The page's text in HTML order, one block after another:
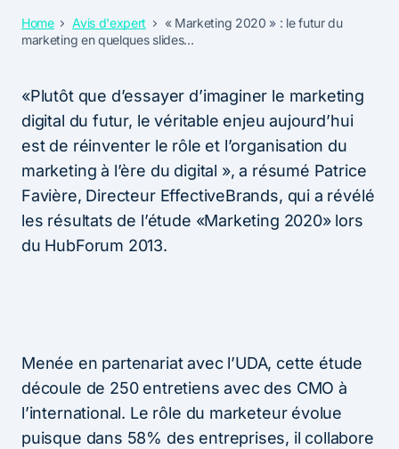
Home Avis d'expert
« Marketing 2020 » : le futur du
marketing en quelques slides…
«Plutôt que d’essayer d’imaginer le marketing
digital du futur, le véritable enjeu aujourd’hui
est de réinventer le rôle et l’organisation du
marketing à l’ère du digital », a résumé Patrice
Favière, Directeur EffectiveBrands, qui a révélé
les résultats de l’étude «Marketing 2020» lors
du HubForum 2013.
Menée en partenariat avec l’UDA, cette étude
découle de 250 entretiens avec des CMO à
l’international. Le rôle du marketeur évolue
puisque dans 58% des entreprises, il collabore